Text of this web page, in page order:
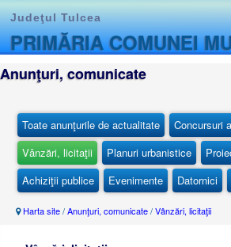
Judeţul Tulcea
PRIMĂRIA COMUNEI
Anunţuri, comunicate
Toate anunţurile de actualitate
Concursuri
Vânzări, licitaţii
Planuri urbanistice
Achiziţii publice
Evenimente Datornici
Harta site/Anunţuri, comunicate/Vânzări, licitaţii